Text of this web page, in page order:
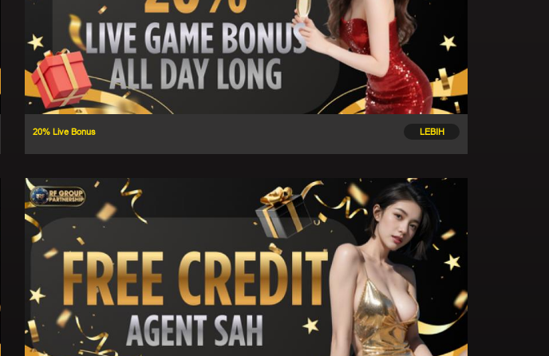
20% Live Bonus LEBIH